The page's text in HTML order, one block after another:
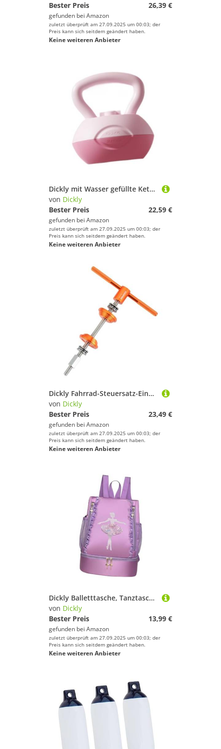
Bester Preis
26,39 €
gefunden bei Amazon
zuletzt überprüft am 27.09.2025 um 00:03; der
Preis kann sich seitdem geändert haben.
Keine weiteren Anbieter
Dickly mit Wasser gefüllte Kettlebell, Fitnessausrüstung, Training für Kniebeugen, vielseitig, ergonomisch, für Frauen, Sport, Heim-Fitnessstudio, Rosa
von Dickly
Bester Preis
22,59 €
gefunden bei Amazon
zuletzt überprüft am 27.09.2025 um 00:03; der
Preis kann sich seitdem geändert haben.
Keine weiteren Anbieter
Dickly Fahrrad-Steuersatz-Einpresswerkzeug, Fahrrad-Tretlager-Installateur -Entfernungswerkzeug Lagerpresse zum Einpressen der Wellenschale, Orange
von Dickly
Bester Preis
23,49 €
gefunden bei Amazon
zuletzt überprüft am 27.09.2025 um 00:03; der
Preis kann sich seitdem geändert haben.
Keine weiteren Anbieter
Dickly Balletttasche, Tanztasche, Kinderrucksack, Tasche, Rucksack, Ballettrucksack, Balletttanztasche für Mädchen, für Sport, Gymnastik, Schwimmen, Spitzendekor violett
von Dickly
Bester Preis
13,99 €
gefunden bei Amazon
zuletzt überprüft am 27.09.2025 um 00:03; der
Preis kann sich seitdem geändert haben.
Keine weiteren Anbieter